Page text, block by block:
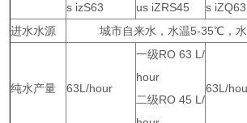
s izS63
us iZRS45
s iZQ63
进水水源
城市自来水，水温5-35℃，
纯水产量 63L/hour
一级RO 63 L/
hour
二级RO 45 L/
63L/